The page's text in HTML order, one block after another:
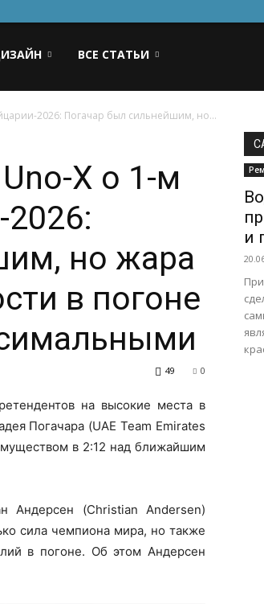
ВСЕ СТАТЬИ
2026: Погачар был сильнейшим, но...
X о 1-м
но жара
в погоне
0
49
на высокие места в
Погачара (UAE Team Emirates
в 2:12 над ближайшим
Андерсен (Christian Andersen)
сила чемпиона мира, но также
в погоне. Об этом Андерсен
и